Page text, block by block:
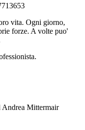
vita. Ogni giorno,
forze. A volte puo'
Mittermair